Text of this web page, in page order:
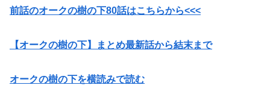
前話のオークの樹の下80話はこちらから<<<
【オークの樹の下】まとめ最新話から結末まで
オークの樹の下を横読みで読む